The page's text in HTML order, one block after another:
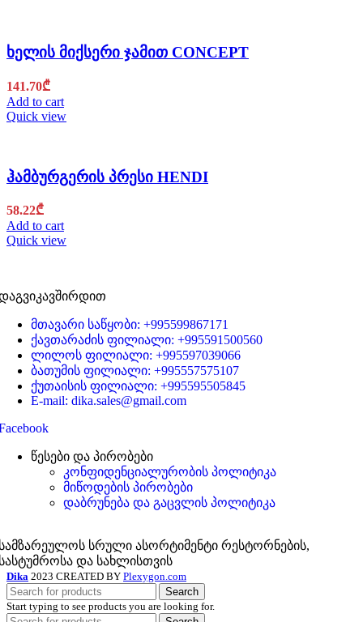
ხელის მიქსერი ჯამით CONCEPT
141.70₾
Add to cart
Quick view
ჰამბურგერის პრესი HENDI
58.22₾
Add to cart
Quick view
მთავარი საწყობი: +995599867171
ქავთარაძის ფილიალი: +995591500560
ლილოს ფილიალი: +995597039066
ბათუმის ფილიალი: +995557575107
ქუთაისის ფილიალი: +995595505845
E-mail: dika.sales@gmail.com
წესები და პირობები
კონფიდენციალურობის პოლიტიკა
მიწოდების პირობები
დაბრუნება და გაცვლის პოლიტიკა
სრული ასორტიმენტი რესტორნების,
და სახლისთვის
Dika 2023 CREATED BY Plexygon.com
Search
Start typing to see products you are looking for.